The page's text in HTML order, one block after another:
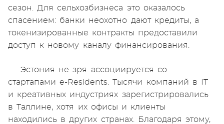
сезон. Для сельхозбизнеса это оказалось
спасением: банки неохотно дают кредиты, а
токенизированные контракты предоставили
доступ к новому каналу финансирования.
Эстония не зря ассоциируется со
стартапами e-Residents. Тысячи компаний в IT
и креативных индустриях зарегистрировались
в Таллине, хотя их офисы и клиенты
находились в других странах. Благодаря этому,